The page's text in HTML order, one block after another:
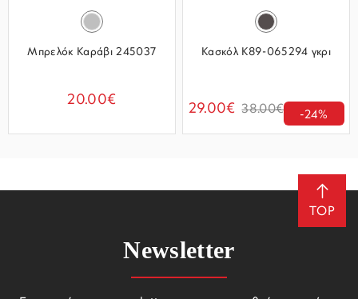
Μπρελόκ Καράβι 245037
20.00€
Κασκόλ K89-065294 γκρι
29.00€ 38.00€ -24%
TOP
Newsletter